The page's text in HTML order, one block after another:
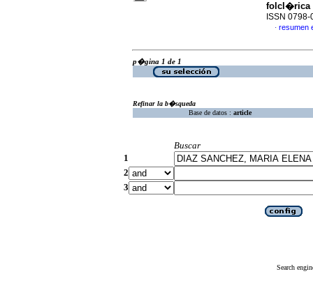
folcl�rica
ISSN 0798-
· resumen
p�gina 1 de 1
Refinar la b�squeda
Base de datos : article
Buscar
1
2
3
Search